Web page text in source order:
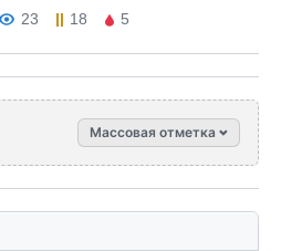
23 18 5
Массовая отметка